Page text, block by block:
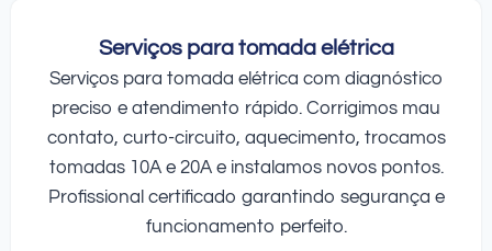
Serviços para tomada elétrica
Serviços para tomada elétrica com diagnóstico
preciso e atendimento rápido. Corrigimos mau
contato, curto-circuito, aquecimento, trocamos
tomadas 10A e 20A e instalamos novos pontos.
Profissional certificado garantindo segurança e
funcionamento perfeito.